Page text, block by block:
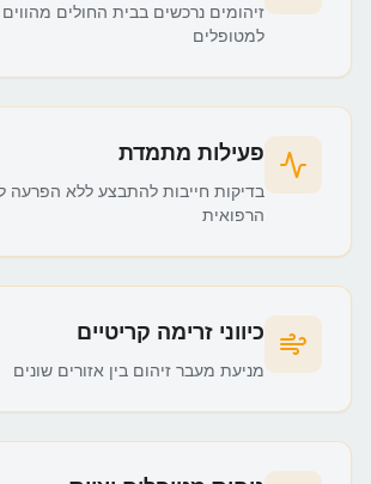
זיהומים נרכשים בבית החולים
למטופלים
פעילות מתמדת
בדיקות חייבות להתבצע ללא הפרעה
הרפואית
כיווני זרימה קריטיים
מניעת מעבר זיהום בין אזורים שונים